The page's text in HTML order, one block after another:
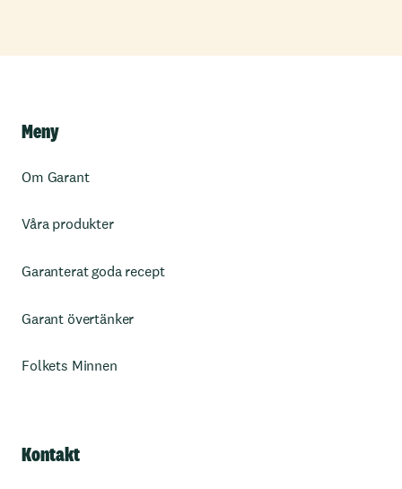
Meny
Om Garant
Våra produkter
Garanterat goda recept
Garant övertänker
Folkets Minnen
Kontakt